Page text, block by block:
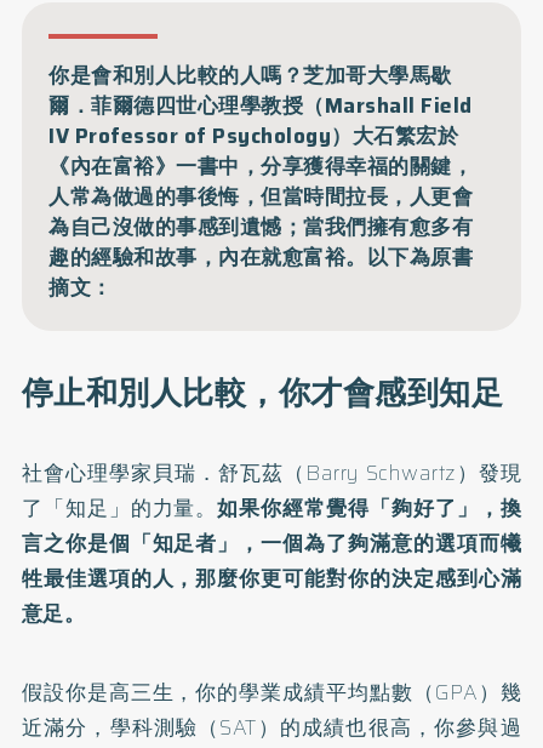
你是會和別人比較的人嗎？芝加哥大學馬歇
爾．菲爾德四世心理學教授（Marshall Field
IV Professor of Psychology）大石繁宏於
《內在富裕》一書中，分享獲得幸福的關鍵，
人常為做過的事後悔，但當時間拉長，人更會
為自己沒做的事感到遺憾；當我們擁有愈多有
趣的經驗和故事，內在就愈富裕。以下為原書
摘文：
停止和別人比較，你才會感到知足
社會心理學家貝瑞．舒瓦茲（Barry Schwartz）發現
了「知足」的力量。如果你經常覺得「夠好了」，換
言之你是個「知足者」，一個為了夠滿意的選項而犧
牲最佳選項的人，那麼你更可能對你的決定感到心滿
意足。
假設你是高三生，你的學業成績平均點數（GPA）幾
近滿分，學科測驗（SAT）的成績也很高，你參與過